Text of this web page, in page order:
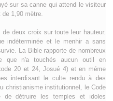
sur sa canne qui attend le visiteur
1,90 mètre.
deux croix sur toute leur hauteur.
indéterminée et le menhir a sans
La Bible rapporte de nombreux
que n'a touchés aucun outil en
20 et 24, Josué 4) et en méme
interdisant le culte rendu à des
christianisme institutionnel, le Code
de détruire les temples et idoles